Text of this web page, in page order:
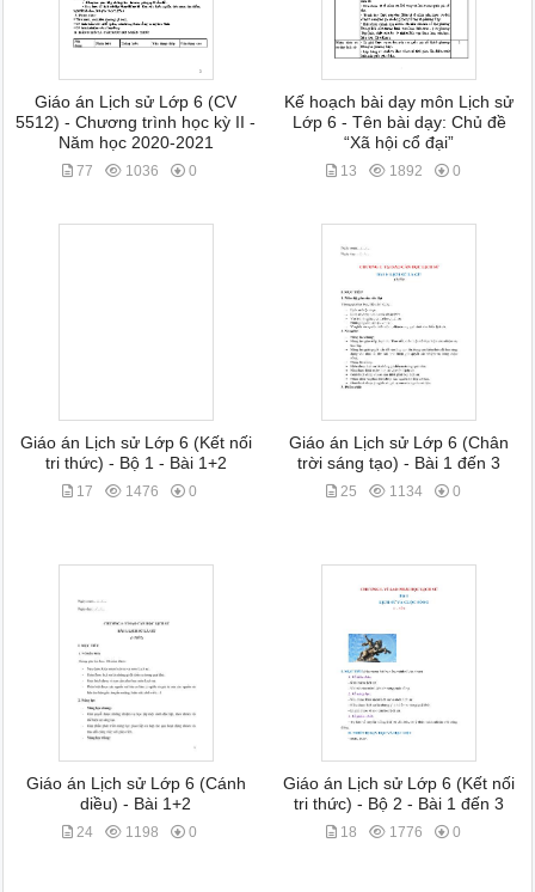
Giáo án Lịch sử Lớp 6 (CV
5512) - Chương trình học kỳ II -
Năm học 2020-2021
77 1036 0
Kế hoạch bài dạy môn Lịch sử
Lớp 6 - Tên bài dạy: Chủ đề
“Xã hội cổ đại”
13 1892 0
Giáo án Lịch sử Lớp 6 (Kết nối
tri thức) - Bộ 1 - Bài 1+2
17 1476 0
Giáo án Lịch sử Lớp 6 (Chân
trời sáng tạo) - Bài 1 đến 3
25 1134 0
Giáo án Lịch sử Lớp 6 (Cánh
diều) - Bài 1+2
24 1198 0
Giáo án Lịch sử Lớp 6 (Kết nối
tri thức) - Bộ 2 - Bài 1 đến 3
18 1776 0